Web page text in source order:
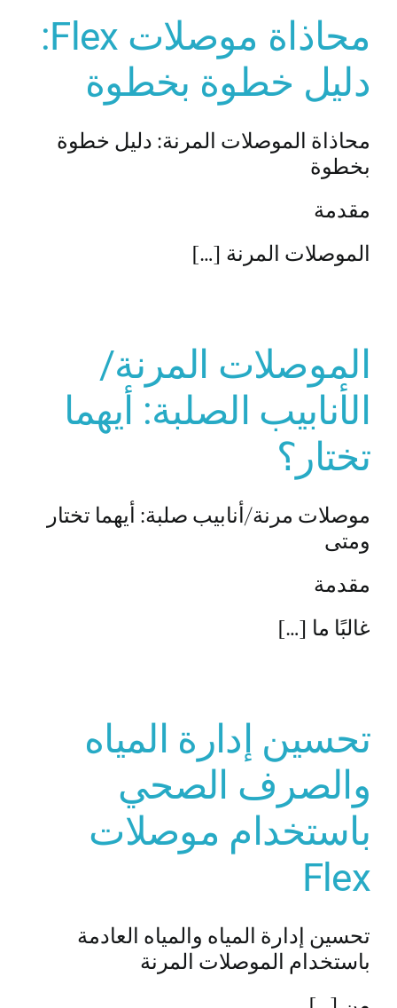
محاذاة موصلات Flex:
دليل خطوة بخطوة
محاذاة الموصلات المرنة: دليل خطوة
بخطوة
مقدمة
الموصلات المرنة […]
الموصلات المرنة/
الأنابيب الصلبة: أيهما
تختار؟
موصلات مرنة/أنابيب صلبة: أيهما تختار
ومتى
مقدمة
غالبًا ما […]
تحسين إدارة المياه
والصرف الصحي
باستخدام موصلات
Flex
تحسين إدارة المياه والمياه العادمة
باستخدام الموصلات المرنة